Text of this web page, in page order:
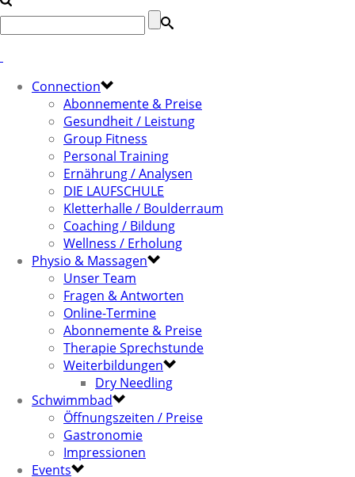
Connection
Abonnemente & Preise
Gesundheit / Leistung
Group Fitness
Personal Training
Ernährung / Analysen
DIE LAUFSCHULE
Kletterhalle / Boulderraum
Coaching / Bildung
Wellness / Erholung
Physio & Massagen
Unser Team
Fragen & Antworten
Online-Termine
Abonnemente & Preise
Therapie Sprechstunde
Weiterbildungen
Dry Needling
Schwimmbad
Öffnungszeiten / Preise
Gastronomie
Impressionen
Events